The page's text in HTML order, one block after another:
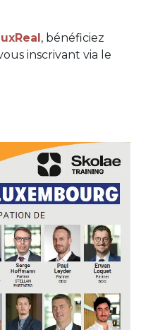
, bénéficiez
inscrivant via le